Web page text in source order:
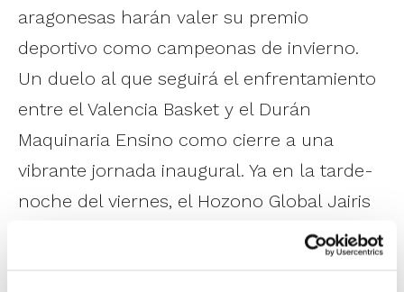
aragonesas harán valer su premio
deportivo como campeonas de invierno.
Un duelo al que seguirá el enfrentamiento
entre el Valencia Basket y el Durán
Maquinaria Ensino como cierre a una
vibrante jornada inaugural. Ya en la tarde-
noche del viernes, el Hozono Global Jairis